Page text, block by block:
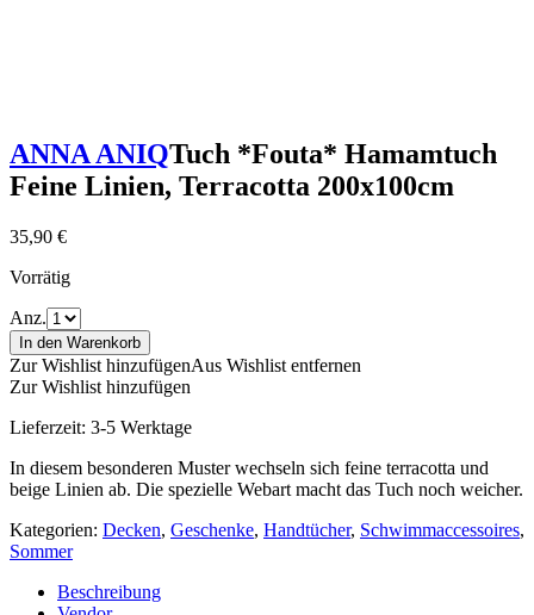
ANNA ANIQTuch *Fouta* Hamamtuch
Feine Linien, Terracotta 200x100cm
35,90 €
Vorrätig
Anz.
In den Warenkorb
Zur Wishlist hinzufügenAus Wishlist entfernen
Zur Wishlist hinzufügen
Lieferzeit: 3-5 Werktage
In diesem besonderen Muster wechseln sich feine terracotta und
beige Linien ab. Die spezielle Webart macht das Tuch noch weicher.
Kategorien: Decken, Geschenke, Handtücher, Schwimmaccessoires,
Sommer
Beschreibung